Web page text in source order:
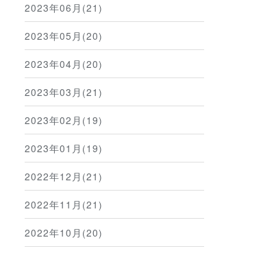
2023年06月(21)
2023年05月(20)
2023年04月(20)
2023年03月(21)
2023年02月(19)
2023年01月(19)
2022年12月(21)
2022年11月(21)
2022年10月(20)